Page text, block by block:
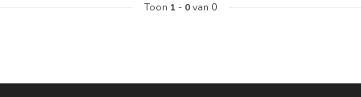
Toon 1 - 0van 0